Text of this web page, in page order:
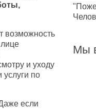
возможность
и уходу
услуги по
если
Мы